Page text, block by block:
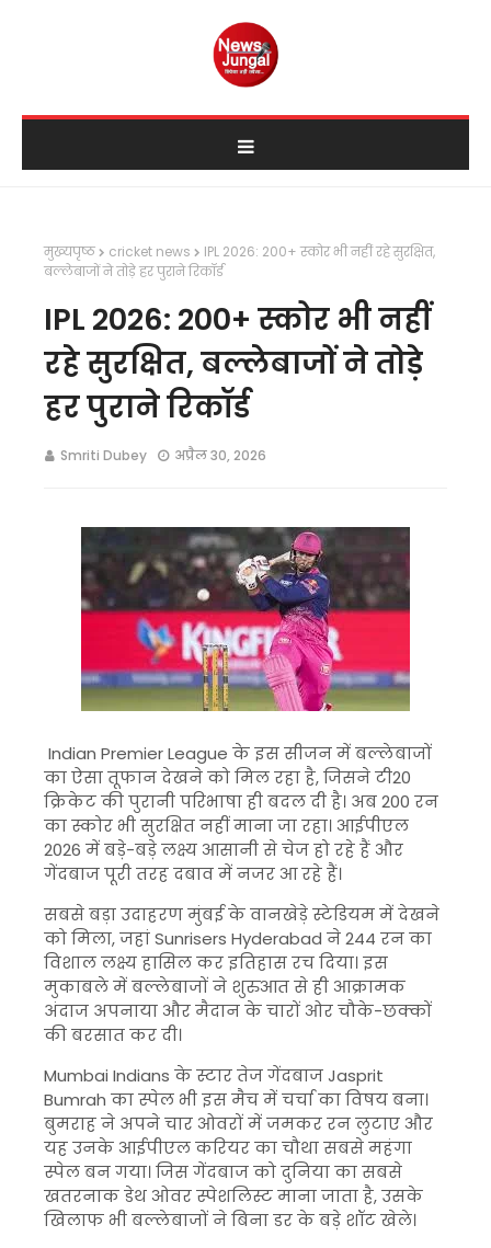
मुख्यपृष्ठ cricket news
IPL 2026: 200+ स्कोर भी नहीं रहे सुरक्षित,
बल्लेबाजों ने तोड़े हर पुराने रिकॉर्ड
IPL 2026: 200+ स्कोर भी नहीं
रहे सुरक्षित, बल्लेबाजों ने तोड़े
हर पुराने रिकॉर्ड
Smriti Dubey अप्रैल 30, 2026
Indian Premier League के इस सीजन में बल्लेबाजों
का ऐसा तूफान देखने को मिल रहा है, जिसने टी20
क्रिकेट की पुरानी परिभाषा ही बदल दी है। अब 200 रन
का स्कोर भी सुरक्षित नहीं माना जा रहा। आईपीएल
2026 में बड़े-बड़े लक्ष्य आसानी से चेज हो रहे हैं और
गेंदबाज पूरी तरह दबाव में नजर आ रहे हैं।
सबसे बड़ा उदाहरण मुंबई के वानखेड़े स्टेडियम में देखने
को मिला, जहांSunrisers Hyderabad ने 244 रन का
विशाल लक्ष्य हासिल कर इतिहास रच दिया। इस
मुकाबले में बल्लेबाजों ने शुरुआत से ही आक्रामक
अंदाज अपनाया और मैदान के चारों ओर चौके-छक्कों
की बरसात कर दी।
Mumbai Indians के स्टार तेज गेंदबाजJasprit
Bumrah का स्पेल भी इस मैच में चर्चा का विषय बना।
बुमराह ने अपने चार ओवरों में जमकर रन लुटाए और
यह उनके आईपीएल करियर का चौथा सबसे महंगा
स्पेल बन गया। जिस गेंदबाज को दुनिया का सबसे
खतरनाक डेथ ओवर स्पेशलिस्ट माना जाता है, उसके
खिलाफ भी बल्लेबाजों ने बिना डर के बड़े शॉट खेले।